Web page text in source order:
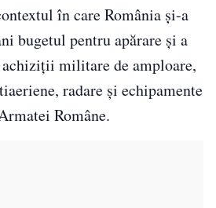
în care România și-a
bugetul pentru apărare și a
achiziții militare de amploare,
radare și echipamente
Române.